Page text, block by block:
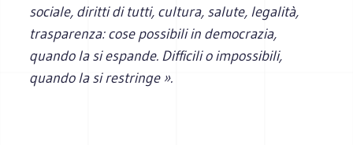
sociale, diritti di tutti, cultura, salute, legalità,
trasparenza: cose possibili in democrazia,
quando la si espande. Difficili o impossibili,
quando la si restringe ».